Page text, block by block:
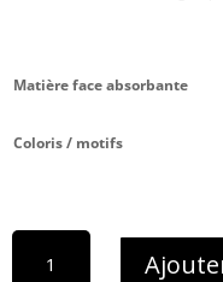
Matière face absorbante
Coloris / motifs
quantité